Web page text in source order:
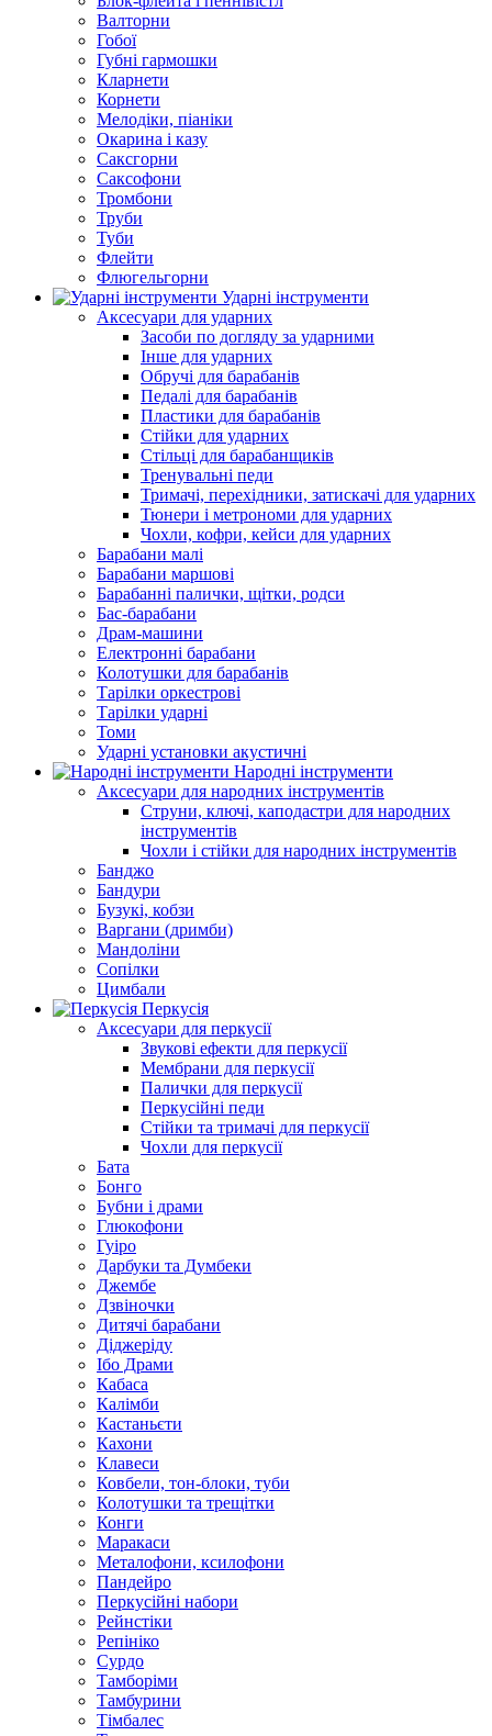
Валторни
Гобої
Губні гармошки
Кларнети
Корнети
Мелодіки, піаніки
Окарина і казу
Саксгорни
Саксофони
Тромбони
Труби
Туби
Флейти
Флюгельгорни
Ударні інструменти
Аксесуари для ударних
Засоби по догляду за ударними
Інше для ударних
Обручі для барабанів
Педалі для барабанів
Пластики для барабанів
Стійки для ударних
Стільці для барабанщиків
Тренувальні педи
Тримачі, перехідники, затискачі для ударних
Тюнери і метрономи для ударних
Чохли, кофри, кейси для ударних
Барабани малі
Барабани маршові
Барабанні палички, щітки, родси
Бас-барабани
Драм-машини
Електронні барабани
Колотушки для барабанів
Тарілки оркестрові
Тарілки ударні
Томи
Ударні установки акустичні
Народні інструменти
Аксесуари для народних інструментів
Струни, ключі, каподастри для народних
інструментів
Чохли і стійки для народних інструментів
Банджо
Бандури
Бузукі, кобзи
Варгани (дримби)
Мандоліни
Сопілки
Цимбали
Перкусія
Аксесуари для перкусії
Звукові ефекти для перкусії
Мембрани для перкусії
Палички для перкусії
Перкусійні педи
Стійки та тримачі для перкусії
Чохли для перкусії
Бата
Бонго
Бубни і драми
Глюкофони
Гуіро
Дарбуки та Думбеки
Джембе
Дзвіночки
Дитячі барабани
Діджеріду
Ібо Драми
Кабаса
Калімби
Кастаньєти
Кахони
Клавеси
Ковбели, тон-блоки, туби
Колотушки та трещітки
Конги
Маракаси
Металофони, ксилофони
Пандейро
Перкусійні набори
Рейнстіки
Репініко
Сурдо
Тамборіми
Тамбурини
Тімбалес